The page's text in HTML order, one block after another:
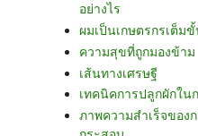
อย่างไร
ผมเป็นเกษตรกรเต็ม
ความสุขที่ถูกมองข้าม
เส้นทางเศรษฐี
เทคนิคการปลูกผักใน
ภาพความสำเร็จของ